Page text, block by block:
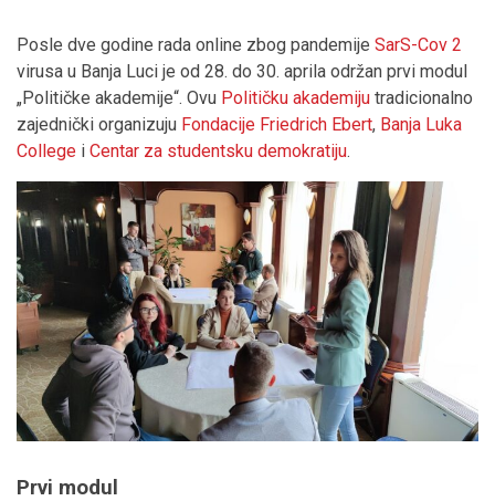
Posle dve godine rada online zbog pandemije SarS-Cov 2
virusa u Banja Luci je od 28. do 30. aprila održan prvi modul
„Političke akademije“. Ovu Političku akademiju tradicionalno
zajednički organizuju Fondacije Friedrich Ebert, Banja Luka
College i Centar za studentsku demokratiju.
Prvi modul